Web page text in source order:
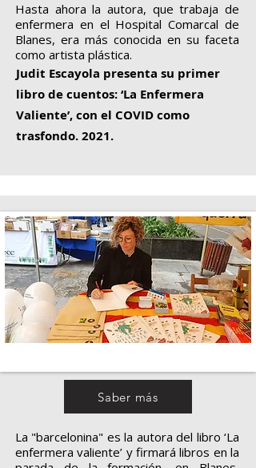
Hasta ahora la autora, que trabaja de
enfermera en el Hospital Comarcal de
Blanes, era más conocida en su faceta
como artista plástica.
Judit Escayola presenta su primer
libro de cuentos: ‘La Enfermera
Valiente’, con el COVID como
trasfondo. 2021.
Saber más
La "barcelonina" es la autora del libro ‘La
enfermera valiente’ y firmará libros en la